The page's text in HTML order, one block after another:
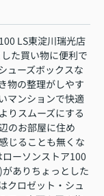
LS東淀川瑞光店
た買い物に便利で
ューズボックスな
物の整理がしやす
マンションで快適
りスムーズにする
のお部屋に住め
じることも無くな
ーソンストア100
ありちょっとした
クロゼット・シュ